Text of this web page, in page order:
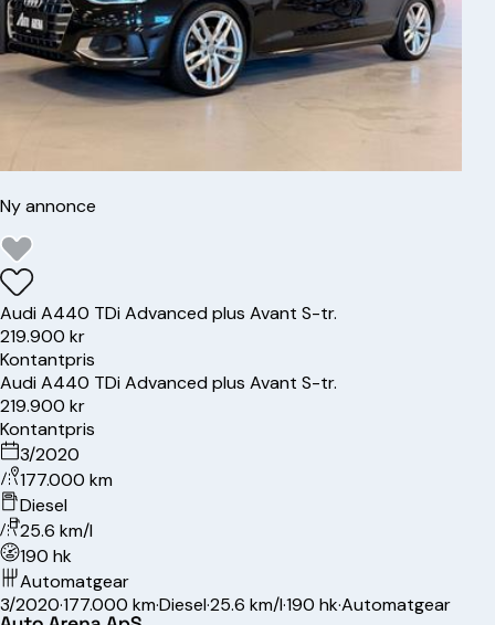
Ny annonce
AudiA440 TDi Advanced plus Avant S-tr.
219.900 kr
Kontantpris
AudiA440 TDi Advanced plus Avant S-tr.
219.900 kr
Kontantpris
3/2020
177.000 km
Diesel
25.6 km/l
190 hk
Automatgear
3/2020·177.000 km·Diesel·25.6 km/l·190 hk·Automatgear